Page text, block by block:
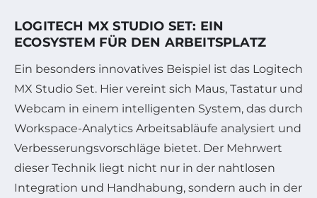
LOGITECH MX STUDIO SET: EIN
ECOSYSTEM FÜR DEN ARBEITSPLATZ
Ein besonders innovatives Beispiel ist das Logitech
MX Studio Set. Hier vereint sich Maus, Tastatur und
Webcam in einem intelligenten System, das durch
Workspace-Analytics Arbeitsabläufe analysiert und
Verbesserungsvorschläge bietet. Der Mehrwert
dieser Technik liegt nicht nur in der nahtlosen
Integration und Handhabung, sondern auch in der